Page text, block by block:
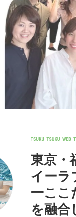
東京・
イーラ
一ここ
を融合